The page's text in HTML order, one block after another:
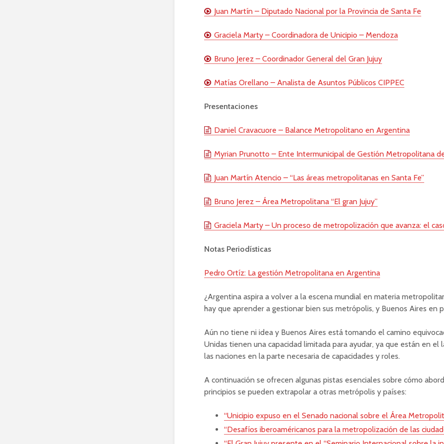
Juan Martín – Diputado Nacional por la Provincia de Santa Fe
Graciela Marty – Coordinadora de Unicipio – Mendoza
Bruno Jerez – Coordinador General del Gran Jujuy
Matías Orellano – Analista de Asuntos Públicos CIPPEC
Presentaciones
Daniel Cravacuore – Balance Metropolitano en Argentina
Myrian Prunotto – Ente Intermunicipal de Gestión Metropolitana
Juan Martín Atencio – “Las áreas metropolitanas en Santa Fe”
Bruno Jerez – Área Metropolitana “El gran Jujuy”
Graciela Marty – Un proceso de metropolización que avanza: el
Notas Periodísticas
Pedro Ortíz: La gestión Metropolitana en Argentina
¿Argentina aspira a volver a la escena mundial en materia
hay que aprender a gestionar bien sus metrópolis, y Buenos Aires en
Aún no tiene ni idea y Buenos Aires está tomando el camino
Unidas tienen una capacidad limitada para ayudar, ya que están en el
las naciones en la parte necesaria de capacidades y roles.
A continuación se ofrecen algunas pistas esenciales sobre cómo
principios se pueden extrapolar a otras metrópolis y países:
“Unicipio expuso en el Senado nacional sobre el Área
“Desafíos iberoaméricanos para la metropolización de las